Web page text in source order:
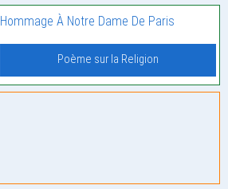
Hommage À Notre Dame De Paris
Poème sur la Religion